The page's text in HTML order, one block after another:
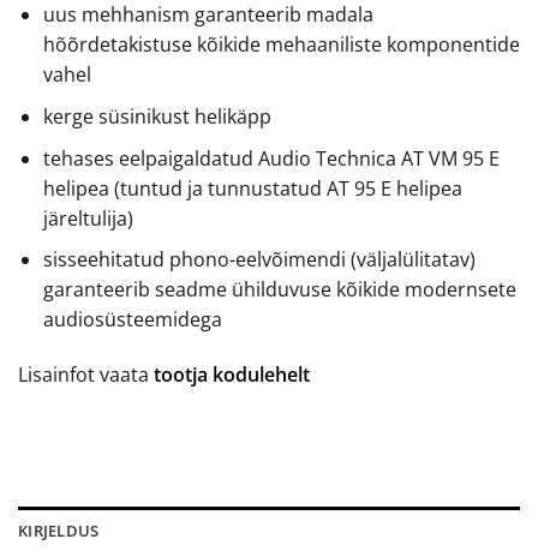
uus mehhanism garanteerib madala
hõõrdetakistuse kõikide mehaaniliste komponentide
vahel
kerge süsinikust helikäpp
tehases eelpaigaldatud Audio Technica AT VM 95 E
helipea (tuntud ja tunnustatud AT 95 E helipea
järeltulija)
sisseehitatud phono-eelvõimendi (väljalülitatav)
garanteerib seadme ühilduvuse kõikide modernsete
audiosüsteemidega
Lisainfot vaata tootja kodulehelt
KIRJELDUS